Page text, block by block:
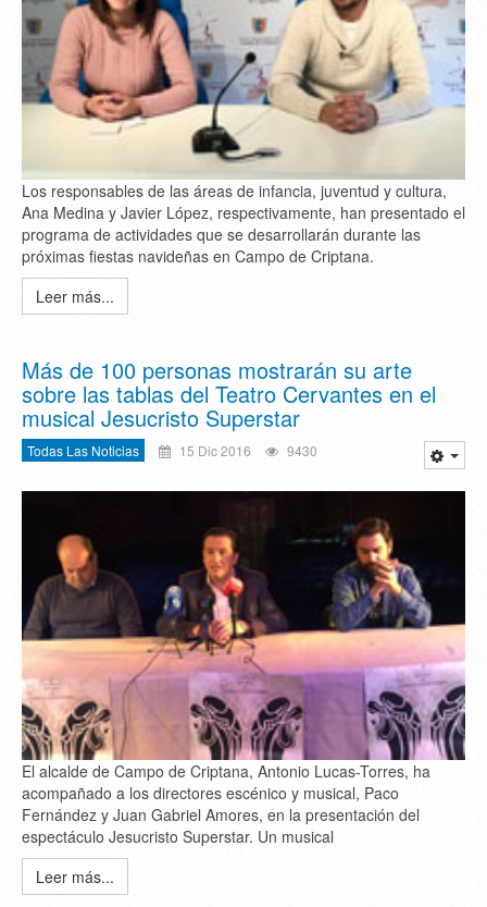
Los responsables de las áreas de infancia, juventud y cultura,
Ana Medina y Javier López, respectivamente, han presentado el
programa de actividades que se desarrollarán durante las
próximas fiestas navideñas en Campo de Criptana.
Leer más...
Más de 100 personas mostrarán su arte
sobre las tablas del Teatro Cervantes en el
musical Jesucristo Superstar
Todas Las Noticias 15 Dic 2016 9430
El alcalde de Campo de Criptana, Antonio Lucas-Torres, ha
acompañado a los directores escénico y musical, Paco
Fernández y Juan Gabriel Amores, en la presentación del
espectáculo Jesucristo Superstar. Un musical
Leer más...